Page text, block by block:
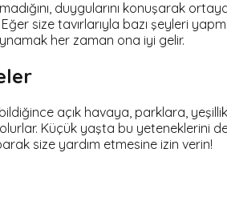
duygularını konuşarak
size tavırlarıyla bazı şeyleri
her zaman ona iyi gelir.
açık havaya, parklara,
Küçük yaşta bu yeteneklerini
size yardım etmesine izin verin!